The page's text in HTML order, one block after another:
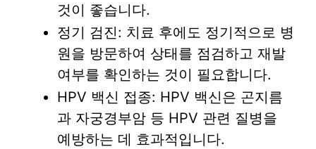
것이 좋습니다.
정기 검진: 치료 후에도 정기적으로 병
원을 방문하여 상태를 점검하고 재발
여부를 확인하는 것이 필요합니다.
HPV 백신 접종: HPV 백신은 곤지름
과 자궁경부암 등 HPV 관련 질병을
예방하는 데 효과적입니다.